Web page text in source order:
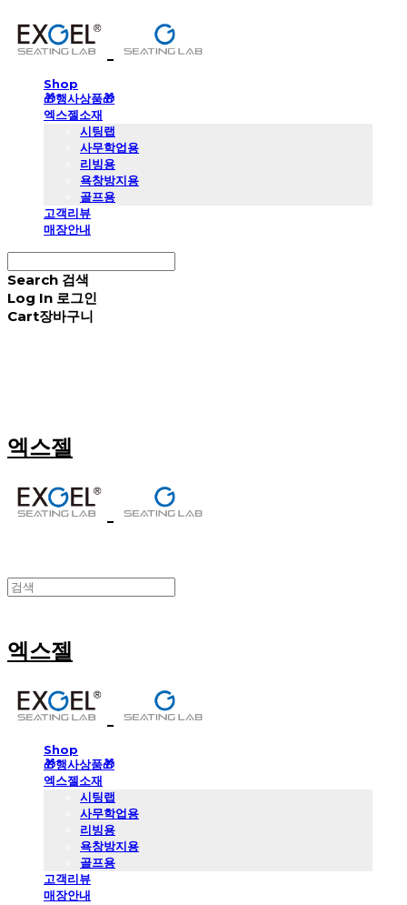
Shop
🎁행사상품🎁
엑스젤소재
시팅랩
사무학업용
리빙용
욕창방지용
골프용
고객리뷰
매장안내
Search 검색
Log In 로그인
Cart장바구니
엑스젤
엑스젤
Shop
🎁행사상품🎁
엑스젤소재
시팅랩
사무학업용
리빙용
욕창방지용
골프용
고객리뷰
매장안내